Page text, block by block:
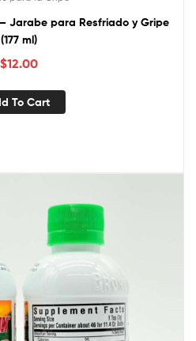
Jarabe para Resfriado y Gripe
(177 ml)
$12.00
To Cart